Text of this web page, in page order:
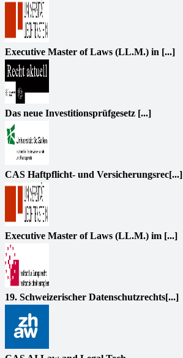
Executive Master of Laws (LL.M.) in [...]
Das neue Investitionsprüfgesetz [...]
CAS Haftpflicht- und Versicherungsrec[...]
Executive Master of Laws (LL.M.) im [...]
19. Schweizerischer Datenschutzrechts[...]